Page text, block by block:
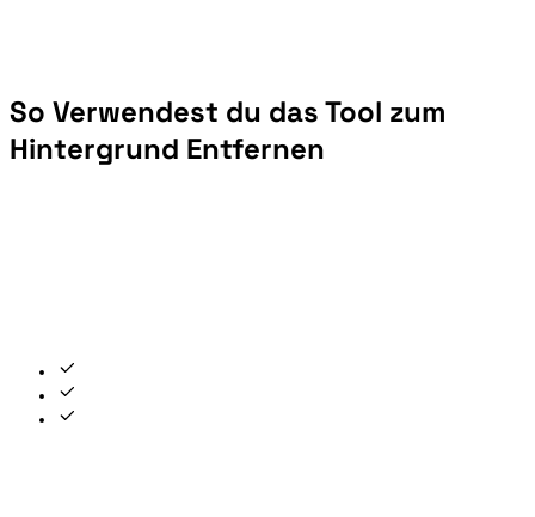
So Verwendest du das Tool zum
Hintergrund Entfernen